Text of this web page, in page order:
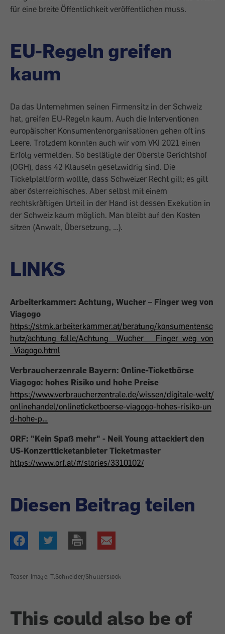
für eine breite Öffentlichkeit veröffentlichen muss.
EU-Regeln greifen
kaum
Da das Unternehmen seinen Firmensitz in der Schweiz
hat, greifen EU-Regeln kaum. Auch die Interventionen
europäischer Konsumentenorganisationen gehen oft ins
Leere. Trotzdem konnten auch wir vom VKI 2021 einen
Erfolg vermelden. So bestätigte der Oberste Gerichtshof
(OGH), dass 42 Klauseln gesetzwidrig sind. Die
Ticketplattform wollte, dass Schweizer Recht gilt; es gilt
aber österreichisches. Aber selbst mit einem
rechtskräftigen Urteil in der Hand ist dessen Exekution in
der Schweiz kaum möglich. Man bleibt auf den Kosten
sitzen (Anwalt, Übersetzung, …).
LINKS
Arbeiterkammer: Achtung, Wucher – Finger weg von
Viagogo
https://stmk.arbeiterkammer.at/beratung/konsumentensc
hutz/achtung_falle/Achtung__Wucher___Finger_weg_von
_Viagogo.html
Verbraucherzenrale Bayern: Online-Ticketbörse
Viagogo: hohes Risiko und hohe Preise
https://www.verbraucherzentrale.de/wissen/digitale-welt/
onlinehandel/onlineticketboerse-viagogo-hohes-risiko-un
d-hohe-p…
ORF: "Kein Spaß mehr" - Neil Young attackiert den
US-Konzertticketanbieter Ticketmaster
https://www.orf.at/#/stories/3310102/
Diesen Beitrag teilen
Teaser-Image: T.Schneider/Shutterstock
This could also be of